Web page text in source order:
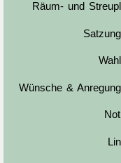
Räum- und
Wünsche &